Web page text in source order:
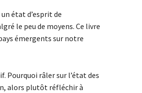
état d’esprit de
le peu de moyens. Ce livre
émergents sur notre
Pourquoi râler sur l’état des
alors plutôt réfléchir à